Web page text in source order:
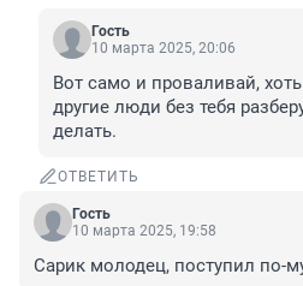
Гость
10 марта 2025, 20:06
Вот само и проваливай,
другие люди без тебя
делать.
ОТВЕТИТЬ
Гость
10 марта 2025, 19:58
Сарик молодец, поступил по-